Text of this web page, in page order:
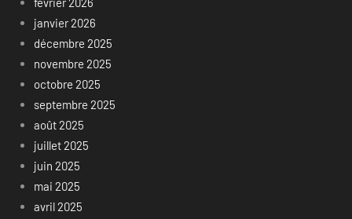
janvier 2026
décembre 2025
novembre 2025
octobre 2025
septembre 2025
août 2025
juillet 2025
juin 2025
mai 2025
avril 2025